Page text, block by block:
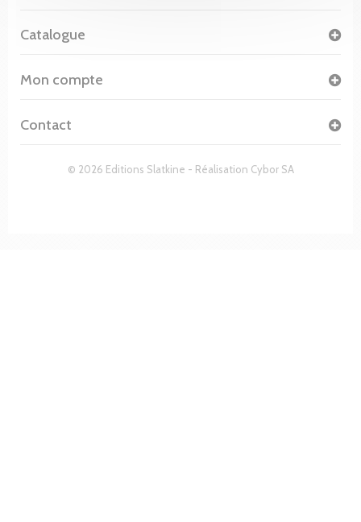
© 2026 Editions Slatkine - Réalisation Cybor SA
Catalogue
Mon compte
Contact